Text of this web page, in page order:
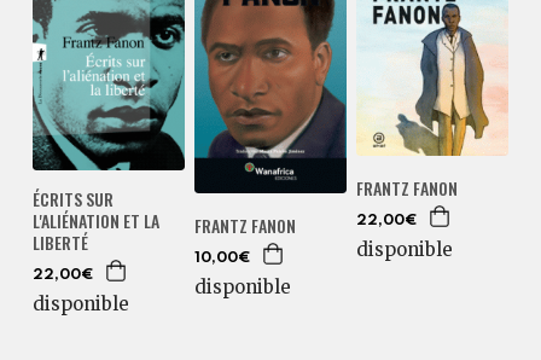
ÉCRITS SUR
L'ALIÉNATION ET LA
LIBERTÉ
22,00€
disponible
FRANTZ FANON
10,00€
disponible
FRANTZ FANON
22,00€
disponible